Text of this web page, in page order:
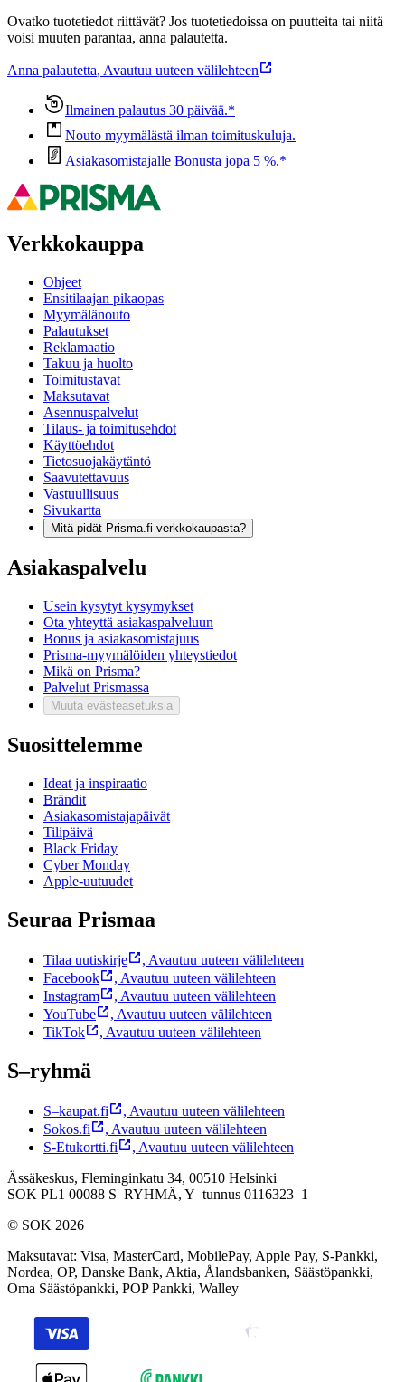
Ovatko tuotetiedot riittävät? Jos tuotetiedoissa on puutteita tai niitä
voisi muuten parantaa, anna palautetta.
Anna palautetta, Avautuu uuteen välilehteen
Ilmainen palautus 30 päivää.*
Nouto myymälästä ilman toimituskuluja.
Asiakasomistajalle Bonusta jopa 5 %.*
Verkkokauppa
Ohjeet
Ensitilaajan pikaopas
Myymälänouto
Palautukset
Reklamaatio
Takuu ja huolto
Toimitustavat
Maksutavat
Asennuspalvelut
Tilaus- ja toimitusehdot
Käyttöehdot
Tietosuojakäytäntö
Saavutettavuus
Vastuullisuus
Sivukartta
Mitä pidät Prisma.fi-verkkokaupasta?
Asiakaspalvelu
Usein kysytyt kysymykset
Ota yhteyttä asiakaspalveluun
Bonus ja asiakasomistajuus
Prisma-myymälöiden yhteystiedot
Mikä on Prisma?
Palvelut Prismassa
Muuta evästeasetuksia
Suosittelemme
Ideat ja inspiraatio
Brändit
Asiakasomistajapäivät
Tilipäivä
Black Friday
Cyber Monday
Apple-uutuudet
Seuraa Prismaa
Tilaa uutiskirje , Avautuu uuteen välilehteen
Facebook
, Avautuu uuteen välilehteen
Instagram
, Avautuu uuteen välilehteen
YouTube
, Avautuu uuteen välilehteen
TikTok
, Avautuu uuteen välilehteen
S–ryhmä
S–kaupat.fi , Avautuu uuteen välilehteen
Sokos.fi
, Avautuu uuteen välilehteen
S-Etukortti.fi
, Avautuu uuteen välilehteen
Ässäkeskus, Fleminginkatu 34, 00510 Helsinki
SOK PL1 00088 S–RYHMÄ, Y–tunnus 0116323–1
© SOK 2026
Maksutavat: Visa, MasterCard, MobilePay, Apple Pay, S-Pankki,
Nordea, OP, Danske Bank, Aktia, Ålandsbanken, Säästöpankki,
Oma Säästöpankki, POP Pankki, Walley